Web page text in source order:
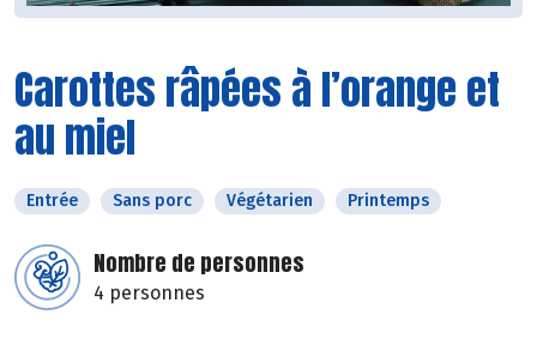
Carottes râpées à l’orange et
au miel
Entrée Sans porc Végétarien Printemps
Nombre de personnes
4 personnes